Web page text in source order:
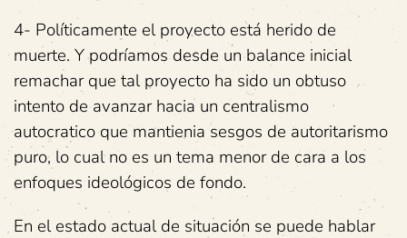
4- Políticamente el proyecto está herido de
muerte. Y podríamos desde un balance inicial
remachar que tal proyecto ha sido un obtuso
intento de avanzar hacia un centralismo
autocratico que mantienia sesgos de autoritarismo
puro, lo cual no es un tema menor de cara a los
enfoques ideológicos de fondo.
En el estado actual de situación se puede hablar